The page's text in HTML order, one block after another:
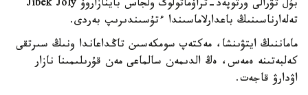
بۇل تۋرالى ورتوپەد-تراۆماتولوگ ولجاس باينازاروۆ Jibek Joly
تەلەارناسىنىڭ باعدارلاماسىندا ءتۇسىندىرىپ بەردى.
ماماننىڭ ايتۋىنشا، مەكتەپ سومكەسىن تاڭداعاندا ونىڭ سىرتقى
كەلبەتىنە ەمەس، ەڭ الدىمەن سالماعى مەن قۇرىلىمىنا نازار
اۋدارۋ قاجەت.